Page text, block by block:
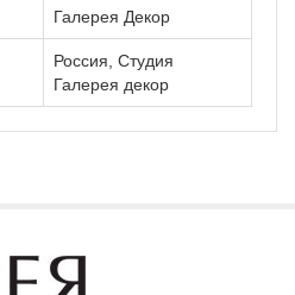
Галерея Декор
Россия, Студия
Галерея декор